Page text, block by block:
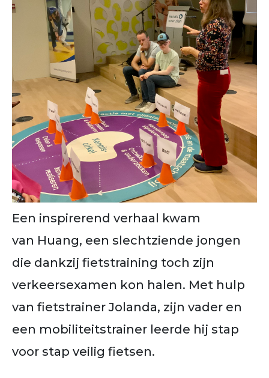
Een inspirerend verhaal kwam
van Huang, een slechtziende jongen
die dankzij fietstraining toch zijn
verkeersexamen kon halen. Met hulp
van fietstrainer Jolanda, zijn vader en
een mobiliteitstrainer leerde hij stap
voor stap veilig fietsen.